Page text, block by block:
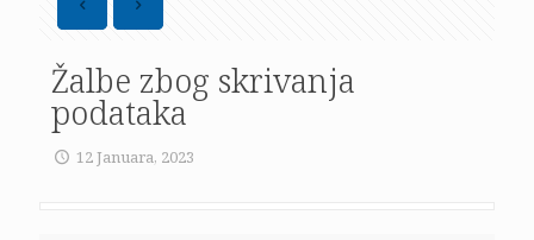
Žalbe zbog skrivanja
podataka
12 Januara, 2023